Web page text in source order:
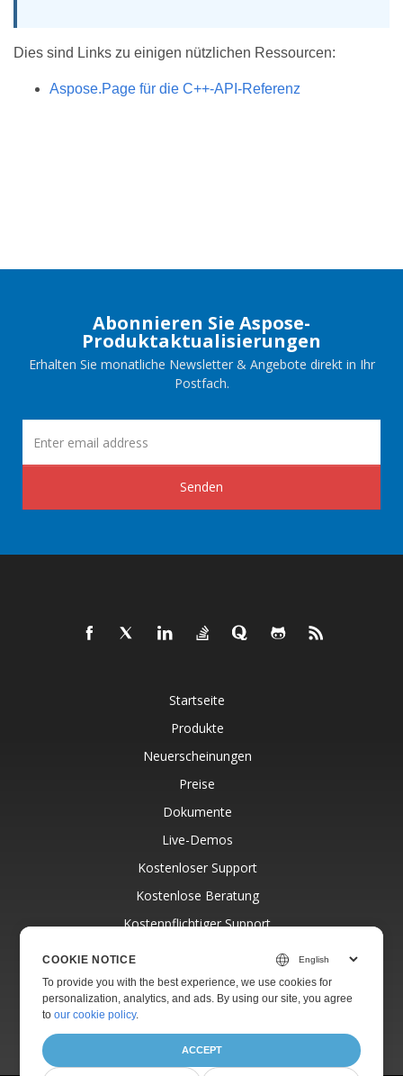
Dies sind Links zu einigen nützlichen Ressourcen:
Aspose.Page für die C++-API-Referenz
Abonnieren Sie Aspose-
Produktaktualisierungen
Erhalten Sie monatliche Newsletter & Angebote direkt in Ihr
Postfach.
Senden
Startseite
Produkte
Neuerscheinungen
Preise
Dokumente
Live-Demos
Kostenloser Support
Kostenlose Beratung
Kostenpflichtiger Support
Websites
Über
COOKIE NOTICE
To provide you with the best experience, we use cookies for
personalization, analytics, and ads. By using our site, you agree
toour cookie policy.
ACCEPT